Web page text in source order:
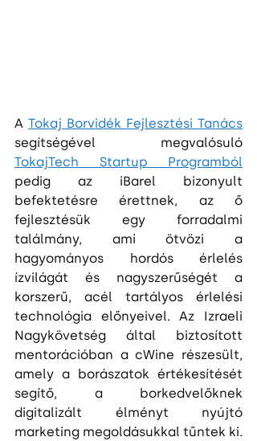
A Tokaj Borvidék Fejlesztési Tanács
TokajTech Startup Programból
pedig az iBarel bizonyult
befektetésre érettnek, az ő
fejlesztésük egy forradalmi
találmány, ami ötvözi a
hagyományos hordós érlelés
ízvilágát és nagyszerűségét a
korszerű, acél tartályos érlelési
technológia előnyeivel. Az Izraeli
Nagykövetség által biztosított
mentorációban a cWine részesült,
amely a borászatok értékesítését
segítő, a borkedvelőknek
digitalizált élményt nyújtó
marketing megoldásukkal tűntek ki.